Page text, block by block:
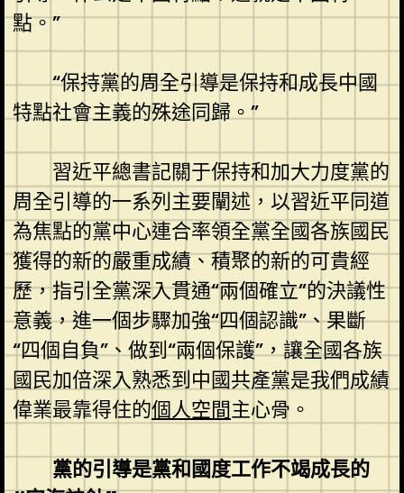
點。”
“保持黨的周全引導是保持和成長中國
特點社會主義的殊途同歸。”
習近平總書記關于保持和加大力度黨的
周全引導的一系列主要闡述，以習近平同道
為焦點的黨中心連合率領全黨全國各族國民
獲得的新的嚴重成績、積聚的新的可貴經
歷，指引全黨深入貫通“兩個確立”的決議性
意義，進一個步驟加強“四個認識”、果斷
“四個自負”、做到“兩個保護”，讓全國各族
國民加倍深入熟悉到中國共產黨是我們成績
偉業最靠得住的個人空間主心骨。
黨的引導是黨和國度工作不竭成長的